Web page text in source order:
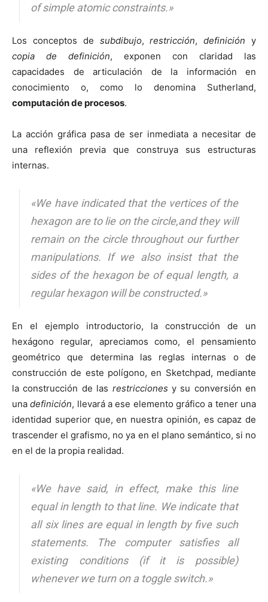
of simple atomic constraints.»
Los conceptos de subdibujo,restricción,definición y
copia de definición, exponen con claridad las
capacidades de articulación de la información en
conocimiento o, como lo denomina Sutherland,
computación de procesos.
La acción gráfica pasa de ser inmediata a necesitar de
una reflexión previa que construya sus estructuras
internas.
«We have indicated that the vertices of the
hexagon are to lie on the circle,and they will
remain on the circle throughout our further
manipulations. If we also insist that the
sides of the hexagon be of equal length, a
regular hexagon will be constructed.»
En el ejemplo introductorio, la construcción de un
hexágono regular, apreciamos como, el pensamiento
geométrico que determina las reglas internas o de
construcción de este polígono, en Sketchpad, mediante
la construcción de las restricciones y su conversión en
unadefinición, llevará a ese elemento gráfico a tener una
identidad superior que, en nuestra opinión, es capaz de
trascender el grafismo, no ya en el plano semántico, si no
en el de la propia realidad.
«We have said, in effect, make this line
equal in length to that line. We indicate that
all six lines are equal in length by five such
statements. The computer satisfies all
existing conditions (if it is possible)
whenever we turn on a toggle switch.»